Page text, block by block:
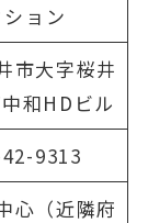
ョン
市大字桜井
和HDビル
9313
心（近隣府